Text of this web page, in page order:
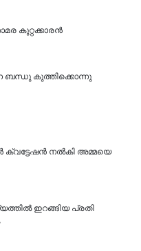
കുറ്റക്കാരൻ
ബന്ധു കുത്തിക്കൊന്നു
ക്വട്ടേഷൻ നൽകി അമ്മയെ
ഇറങ്ങിയ പ്രതി